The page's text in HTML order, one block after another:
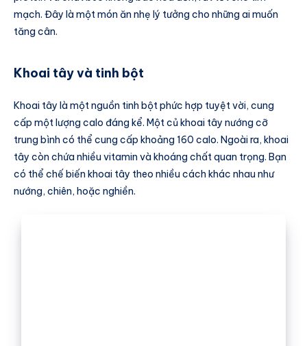
mạch. Đây là một món ăn nhẹ lý tưởng cho những ai muốn
tăng cân.
Khoai tây và tinh bột
Khoai tây là một nguồn tinh bột phức hợp tuyệt vời, cung
cấp một lượng calo đáng kể. Một củ khoai tây nướng cỡ
trung bình có thể cung cấp khoảng 160 calo. Ngoài ra, khoai
tây còn chứa nhiều vitamin và khoáng chất quan trọng. Bạn
có thể chế biến khoai tây theo nhiều cách khác nhau như
nướng, chiên, hoặc nghiền.